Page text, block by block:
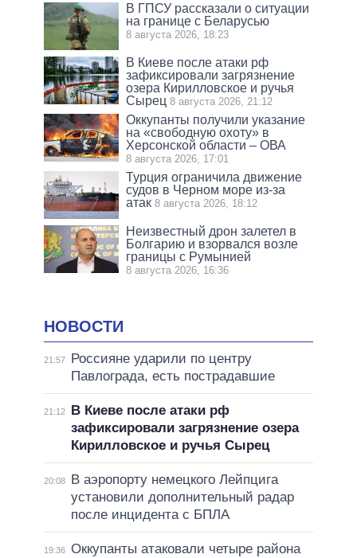
В ГПСУ рассказали о ситуации
на границе с Беларусью
8 августа 2026, 18:23
В Киеве после атаки рф
зафиксировали загрязнение
озера Кирилловское и ручья
Сырец 8 августа 2026, 21:12
Оккупанты получили указание
на «свободную охоту» в
Херсонской области – ОВА
8 августа 2026, 17:01
Турция ограничила движение
судов в Черном море из-за
атак 8 августа 2026, 18:12
Неизвестный дрон залетел в
Болгарию и взорвался возле
границы с Румынией
8 августа 2026, 16:36
НОВОСТИ
21:57
Россияне ударили по центру
Павлограда, есть пострадавшие
21:12
В Киеве после атаки рф
зафиксировали загрязнение озера
Кирилловское и ручья Сырец
20:08
В аэропорту немецкого Лейпцига
установили дополнительный радар
после инцидента с БПЛА
19:36 Оккупанты атаковали четыре района